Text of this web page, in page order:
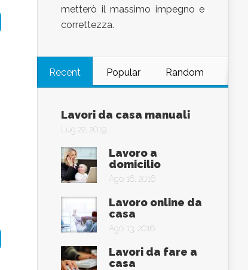
metterò il massimo impegno e
correttezza.
Recent Popular Random
Lavori da casa manuali
Lug 22, 2019
Lavoro a
domicilio
Ago 16, 2016
Lavoro online da
casa
Ago 13, 2016
Lavori da fare a
casa